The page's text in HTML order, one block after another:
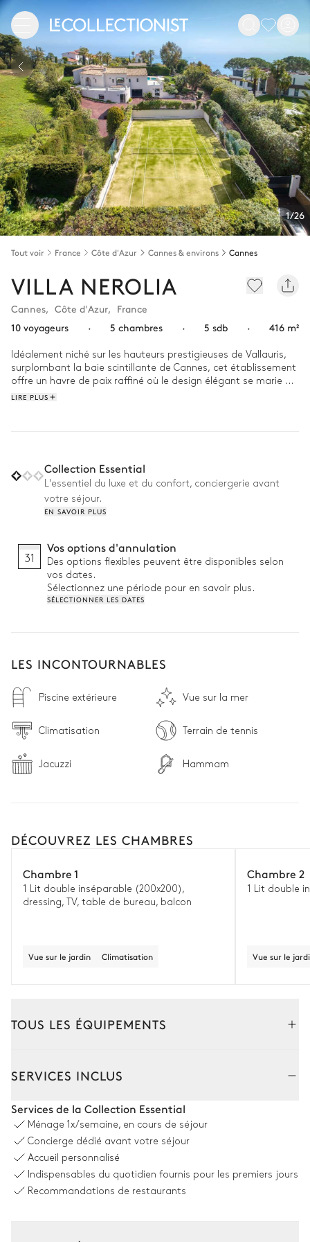
1/26
Tout voir France Côte d'Azur Cannes & environs Cannes
VILLA NEROLIA
Cannes, Côte d'Azur, France
10 voyageurs
· 5 chambres · 5 sdb · 416 m²
Idéalement niché sur les hauteurs prestigieuses de Vallauris,
surplombant la baie scintillante de Cannes, cet établissement
offre un havre de paix raffiné où le design élégant se marie au
glamour intemporel de la Côte d’Azur.
imprenable sur la mer qui s'étend à perte de vue. À la tombée
de la nuit, réunissez-vous dans les espaces de vie accueillants
pour un dîner intime.
LIRE PLUS
Collection Essential
L'essentiel du luxe et du confort, conciergerie avant
votre séjour.
EN SAVOIR PLUS
31
Vos options d'annulation
Des options flexibles peuvent être disponibles selon
vos dates.
Sélectionnez une période pour en savoir plus.
SÉLECTIONNER LES DATES
LES INCONTOURNABLES
Piscine extérieure Vue sur la mer
Climatisation Terrain de tennis
Jacuzzi Hammam
DÉCOUVREZ LES CHAMBRES
Chambre 1
1 Lit double inséparable (200x200),
dressing, TV, table de bureau, balcon
Vue sur le jardin Climatisation
Chambre 2
1 Lit double
Vue sur le
TOUS LES ÉQUIPEMENTS
Piscine
Non chauffée · Au chlore
Terrain de tennis
SERVICES INCLUS
Services de la Collection Essential
Ménage 1x/semaine, en cours de séjour
Concierge dédié avant votre séjour
Accueil personnalisé
Indispensables du quotidien fournis pour les premiers jours
Recommandations de restaurants